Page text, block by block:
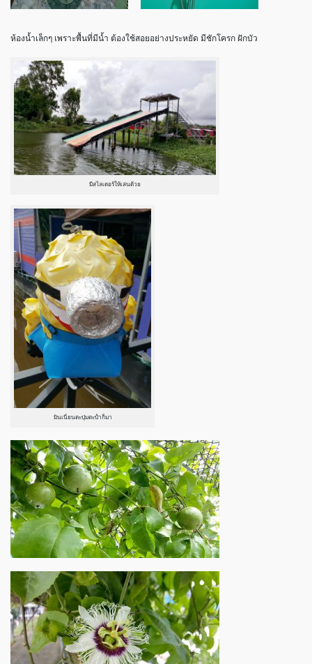
ห้องน้ำเล็กๆ เพราะพื้นที่มีน้ำ ต้องใช้สอยอย่างประหยัด มีชักโครก ฝักบัว
มีสไลเดอร์ให้เล่นด้วย
มินเนี่ยนตะปุ่มตะป่ำก็มา